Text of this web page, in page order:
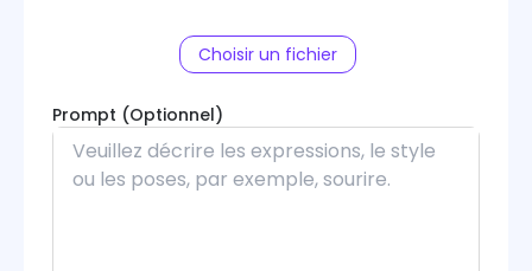
Choisir un fichier
Prompt (Optionnel)